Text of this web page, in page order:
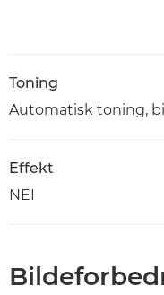
Toning
Automatisk toning,
Effekt
NEI